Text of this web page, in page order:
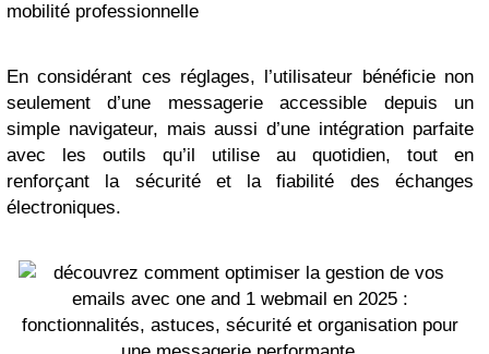
mobilité professionnelle
En considérant ces réglages, l’utilisateur bénéficie non
seulement d’une messagerie accessible depuis un
simple navigateur, mais aussi d’une intégration parfaite
avec les outils qu’il utilise au quotidien, tout en
renforçant la sécurité et la fiabilité des échanges
électroniques.